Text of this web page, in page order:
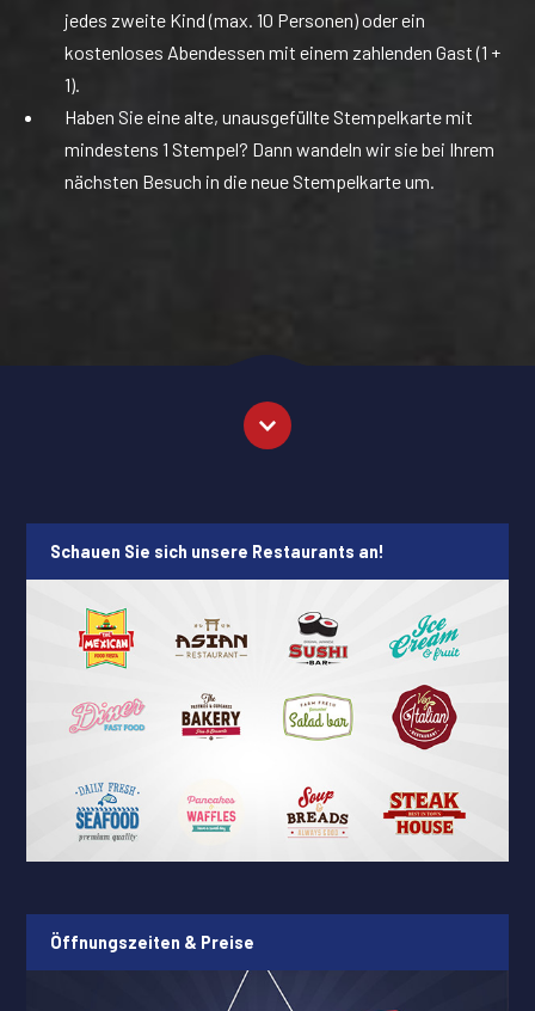
jedes zweite Kind (max. 10 Personen) oder ein
kostenloses Abendessen mit einem zahlenden Gast (1 +
1).
Haben Sie eine alte, unausgefüllte Stempelkarte mit
mindestens 1 Stempel? Dann wandeln wir sie bei Ihrem
nächsten Besuch in die neue Stempelkarte um.
Schauen Sie sich unsere Restaurants an!
Öffnungszeiten & Preise